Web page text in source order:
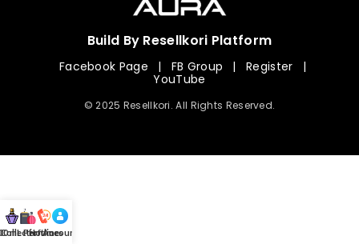
Build By Resellkori Platform
Facebook Page | FB Group | Register
|
YouTube
© 2025 Resellkori. All Rights Reserved.
mL Perfumes
Hotline
Account